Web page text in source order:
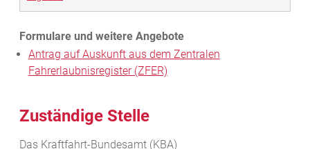
Antrag auf Auskunft aus dem Zentralen
Fahrerlaubnisregister (ZFER)
Zuständige Stelle
Das Kraftfahrt-Bundesamt (KBA)